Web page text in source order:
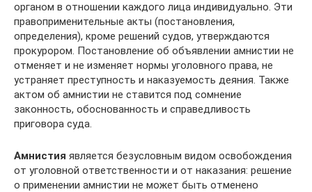
органом в отношении каждого лица индивидуально. Эти
правоприменительные акты (постановления,
определения), кроме решений судов, утверждаются
прокурором. Постановление об объявлении амнистии не
отменяет и не изменяет нормы уголовного права, не
устраняет преступность и наказуемость деяния. Также
актом об амнистии не ставится под сомнение
законность, обоснованность и справедливость
приговора суда.
Амнистия является безусловным видом освобождения
от уголовной ответственности и от наказания: решение
о применении амнистии не может быть отменено